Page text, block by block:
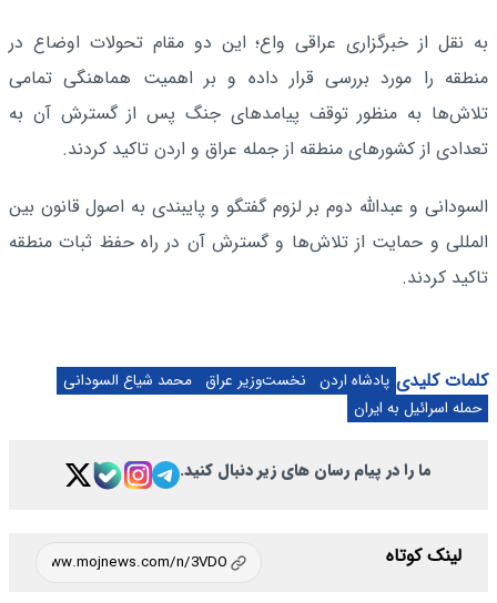
به نقل از خبرگزاری عراقی واع؛ این دو مقام تحولات اوضاع در
منطقه را مورد بررسی قرار داده و بر اهمیت هماهنگی تمامی
تلاش‌ها به منظور توقف پیامدهای جنگ پس از گسترش آن به
تعدادی از کشورهای منطقه از جمله عراق و اردن تاکید کردند.
السودانی و عبدالله دوم بر لزوم گفتگو و پایبندی به اصول قانون بین
المللی و حمایت از تلاش‌ها و گسترش آن در راه حفظ ثبات منطقه
تاکید کردند.
کلمات کلیدی پادشاه اردن نخست‌وزیر عراق
محمد شیاع السودانی
حمله اسرائیل به ایران
ما را در پیام رسان های زیر دنبال کنید.
لینک کوتاه